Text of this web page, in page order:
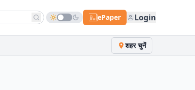
ePaper Login
शहर चुनें